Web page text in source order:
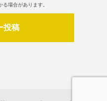
場合があります。